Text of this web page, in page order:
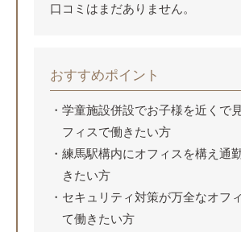
口コミはまだありません。
おすすめポイント
学童施設併設でお子様を近くで
フィスで働きたい方
練馬駅構内にオフィスを構え通
きたい方
セキュリティ対策が万全なオフ
て働きたい方